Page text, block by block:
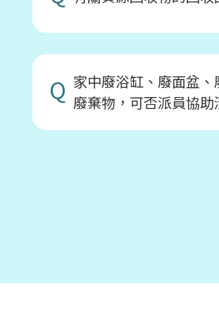
Q 家中廢浴缸、廢面盆
廢棄物，可否派員協助